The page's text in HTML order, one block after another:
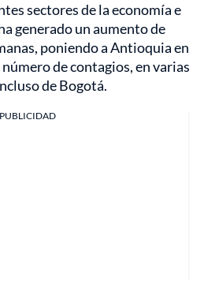
sectores de la economía e
generado un aumento de
poniendo a Antioquia en
de contagios, en varias
de Bogotá.
PUBLICIDAD